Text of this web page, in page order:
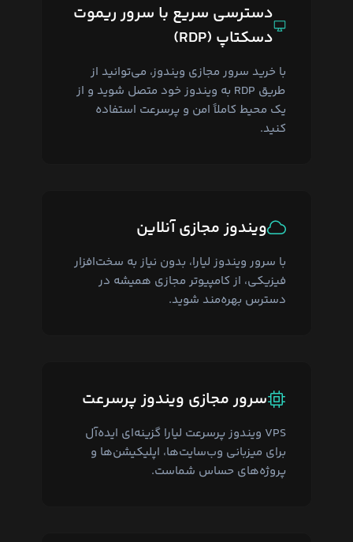
دسترسی سریع با سرور ریموت
دسکتاپ (RDP)
با خرید سرور مجازی ویندوز، می‌توانید از
طریق RDP به ویندوز خود متصل شوید و از
یک محیط کاملاً امن و پرسرعت استفاده
کنید.
ویندوز مجازی آنلاین
با سرور ویندوز لیارا، بدون نیاز به سخت‌افزار
فیزیکی، از کامپیوتر مجازی همیشه در
دسترس بهره‌مند شوید.
سرور مجازی ویندوز پرسرعت
VPS ویندوز پرسرعت لیارا گزینه‌ای ایده‌آل
برای میزبانی وب‌سایت‌ها، اپلیکیشن‌ها و
پروژه‌های حساس شماست.